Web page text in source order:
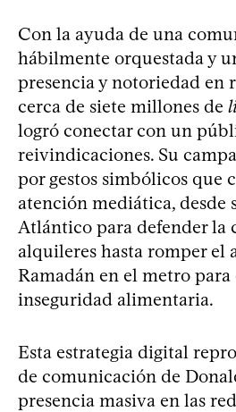
Con la ayuda de una
hábilmente orquestada y
presencia y notoriedad en
cerca de siete millones de
logró conectar con un
reivindicaciones. Su
por gestos simbólicos que
atención mediática, desde
Atlántico para defender la
alquileres hasta romper el
Ramadán en el metro
inseguridad alimentaria.
Esta estrategia digital
de comunicación de
presencia masiva en las